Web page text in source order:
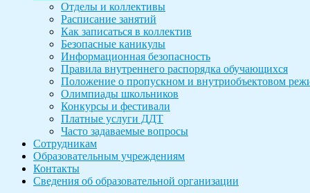
Отделы и коллективы
Расписание занятий
Как записаться в коллектив
Безопасные каникулы
Информационная безопасность
Правила внутреннего распорядка обучающихся
Положение о пропускном и внутриобъектовом
Олимпиады школьников
Конкурсы и фестивали
Платные услуги ДДТ
Часто задаваемые вопросы
Сотрудникам
Образовательным учреждениям
Контакты
Сведения об образовательной организации